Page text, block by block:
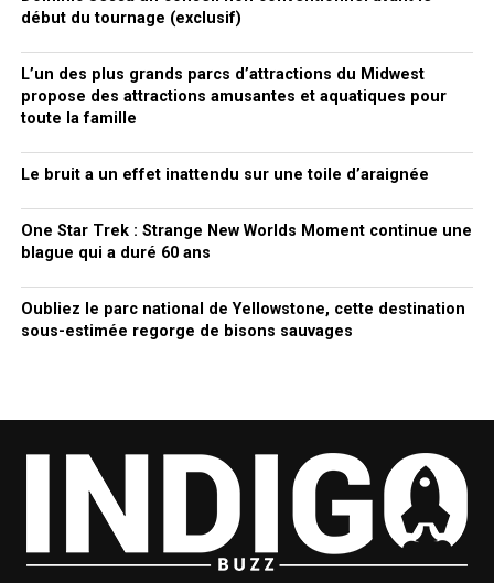
début du tournage (exclusif)
L’un des plus grands parcs d’attractions du Midwest
propose des attractions amusantes et aquatiques pour
toute la famille
Le bruit a un effet inattendu sur une toile d’araignée
One Star Trek : Strange New Worlds Moment continue une
blague qui a duré 60 ans
Oubliez le parc national de Yellowstone, cette destination
sous-estimée regorge de bisons sauvages